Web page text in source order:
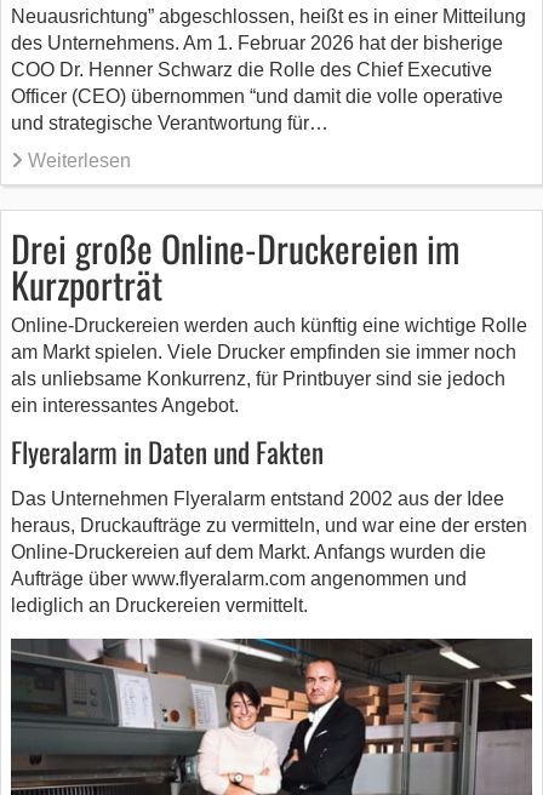
Neuausrichtung” abgeschlossen, heißt es in einer Mitteilung
des Unternehmens. Am 1. Februar 2026 hat der bisherige
COO Dr. Henner Schwarz die Rolle des Chief Executive
Officer (CEO) übernommen “und damit die volle operative
und strategische Verantwortung für…
Weiterlesen
Drei große Online-Druckereien im
Kurzporträt
Online-Druckereien werden auch künftig eine wichtige Rolle
am Markt spielen. Viele Drucker empfinden sie immer noch
als unliebsame Konkurrenz, für Printbuyer sind sie jedoch
ein interessantes Angebot.
Flyeralarm in Daten und Fakten
Das Unternehmen Flyeralarm entstand 2002 aus der Idee
heraus, Druckaufträge zu vermitteln, und war eine der ersten
Online-Druckereien auf dem Markt. Anfangs wurden die
Aufträge über www.flyeralarm.com angenommen und
lediglich an Druckereien vermittelt.